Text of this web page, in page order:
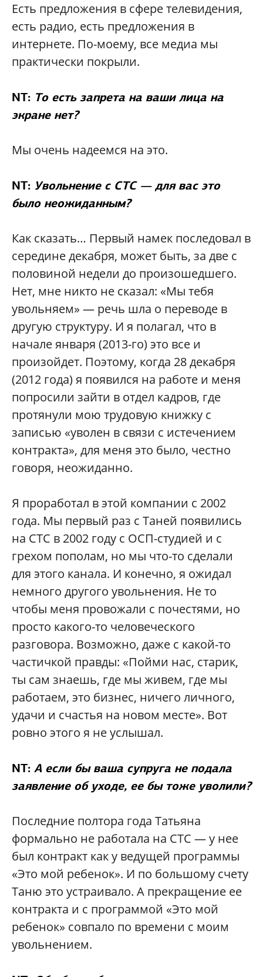
Есть предложения в сфере телевидения,
есть радио, есть предложения в
интернете. По-моему, все медиа мы
практически покрыли.
NT: То есть запрета на ваши лица на
экране нет?
Мы очень надеемся на это.
NT: Увольнение с СТС — для вас это
было неожиданным?
Как сказать… Первый намек последовал в
середине декабря, может быть, за две с
половиной недели до произошедшего.
Нет, мне никто не сказал: «Мы тебя
увольняем» — речь шла о переводе в
другую структуру. И я полагал, что в
начале января (2013-го) это все и
произойдет. Поэтому, когда 28 декабря
(2012 года) я появился на работе и меня
попросили зайти в отдел кадров, где
протянули мою трудовую книжку с
записью «уволен в связи с истечением
контракта», для меня это было, честно
говоря, неожиданно.
Я проработал в этой компании с 2002
года. Мы первый раз с Таней появились
на СТС в 2002 году с ОСП-студией и с
грехом пополам, но мы что-то сделали
для этого канала. И конечно, я ожидал
немного другого увольнения. Не то
чтобы меня провожали с почестями, но
просто какого-то человеческого
разговора. Возможно, даже с какой-то
частичкой правды: «Пойми нас, старик,
ты сам знаешь, где мы живем, где мы
работаем, это бизнес, ничего личного,
удачи и счастья на новом месте». Вот
ровно этого я не услышал.
NT: А если бы ваша супруга не подала
заявление об уходе, ее бы тоже уволили?
Последние полтора года Татьяна
формально не работала на СТС — у нее
был контракт как у ведущей программы
«Это мой ребенок». И по большому счету
Таню это устраивало. А прекращение ее
контракта и с программой «Это мой
ребенок» совпало по времени с моим
увольнением.